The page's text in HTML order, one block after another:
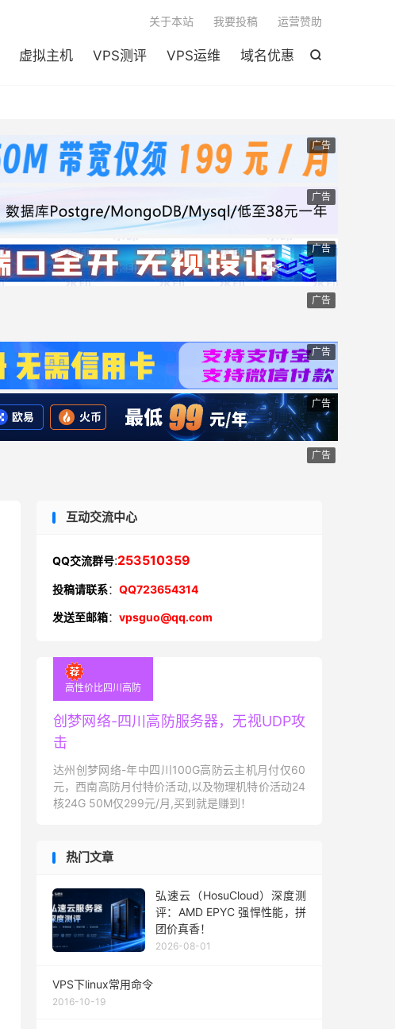

虚拟主机 VPS测评 VPS运维 域名优惠
关于本站 我要投稿 运营赞助
广告
广告
广告
广告
广告
广告
广告
互动交流中心
QQ交流群号:253510359
投稿请联系： QQ723654314
发送至邮箱： vpsguo@qq.com
高性价比四川高防
创梦网络-四川高防服务器，无视UDP攻
击
达州创梦网络-年中四川100G高防云主机月付仅60
元，西南高防月付特价活动,以及物理机特价活动24
核24G 50M仅299元/月,买到就是赚到！
热门文章
弘速云（HosuCloud）深度测
评：AMD EPYC 强悍性能，拼
团价真香！
2026-08-01
VPS下linux常用命令
2016-10-19